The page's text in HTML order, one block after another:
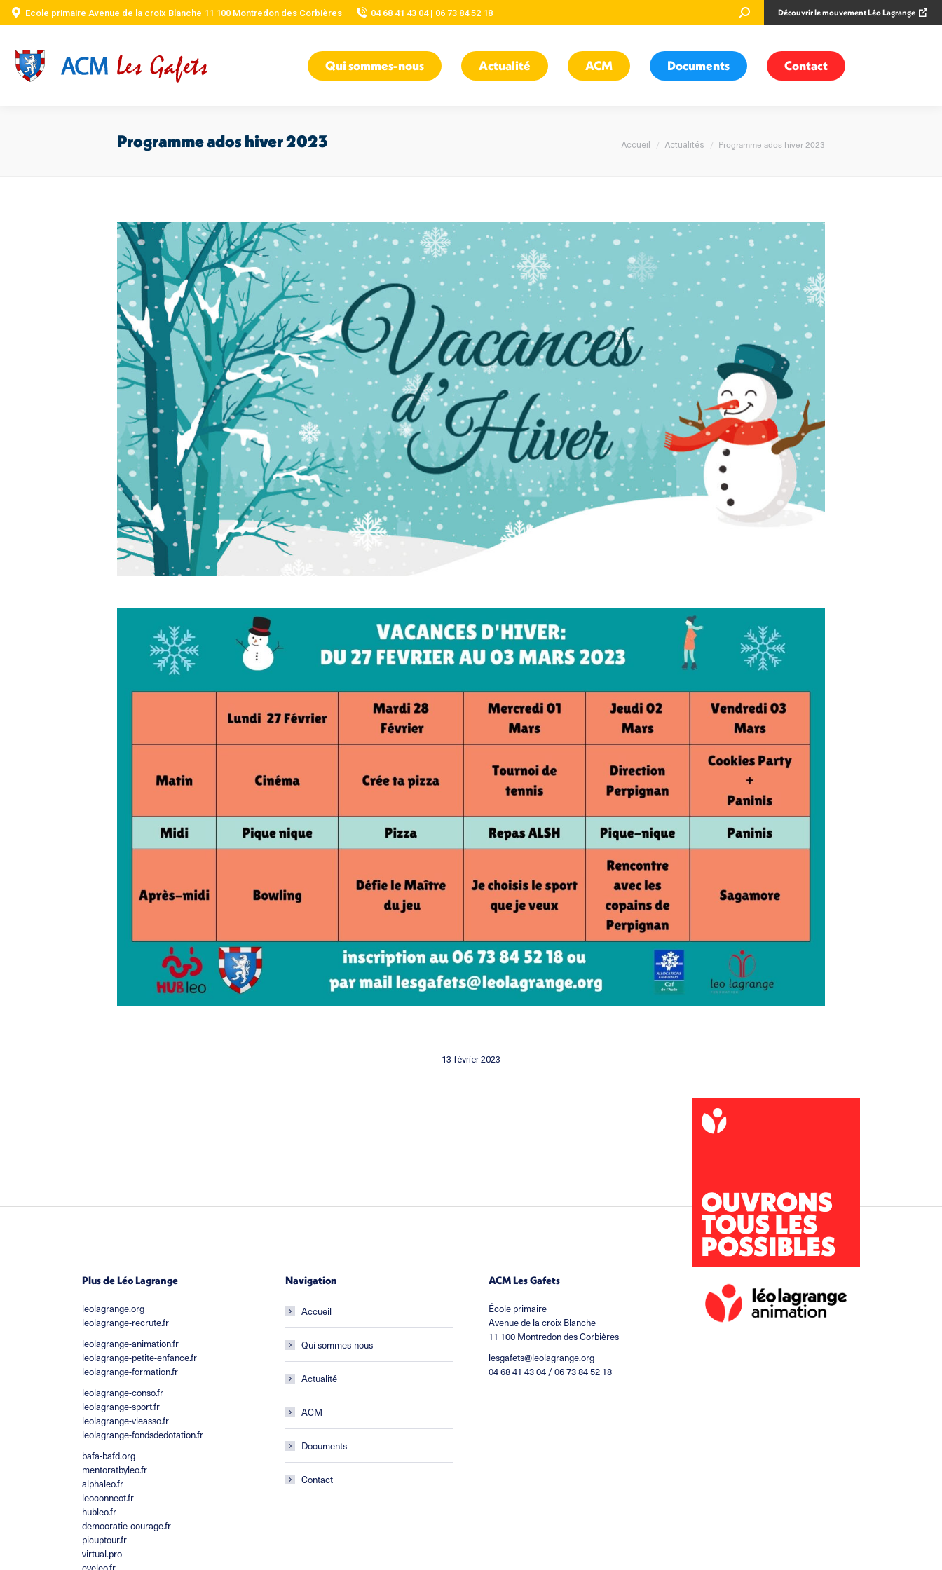
Ecole primaire Avenue de la croix Blanche 11 100 Montredon des Corbières 04 68 41 43 04 | 06 73 84 52 18
Recherche
:
Découvrir le mouvement Léo Lagrange
Qui sommes-nous Actualité ACM Documents Contact
Programme ados hiver 2023 Vous êtes ici :
Accueil Actualités Programme ados hiver 2023
13 février 2023
Plus de Léo Lagrange
leolagrange.org
leolagrange-recrute.fr
leolagrange-animation.fr
leolagrange-petite-enfance.fr
leolagrange-formation.fr
leolagrange-conso.fr
leolagrange-sport.fr
leolagrange-vieasso.fr
leolagrange-fondsdedotation.fr
bafa-bafd.org
mentoratbyleo.fr
alphaleo.fr
leoconnect.fr
hubleo.fr
democratie-courage.fr
picuptour.fr
virtual.pro
Navigation
Accueil
Qui sommes-nous
Actualité
ACM
Documents
Contact
ACM Les Gafets
École primaire
Avenue de la croix Blanche
11 100 Montredon des Corbières
lesgafets@leolagrange.org
04 68 41 43 04 / 06 73 84 52 18